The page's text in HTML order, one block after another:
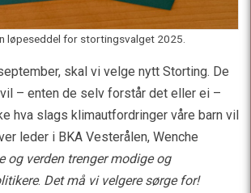
løpeseddel for stortingsvalget 2025.
skal vi velge nytt Storting. De
– enten de selv forstår det eller ei –
hva slags klimautfordringer våre barn vil
leder i BKA Vesterålen, Wenche
og verden trenger modige og
. Det må vi velgere sørge for!